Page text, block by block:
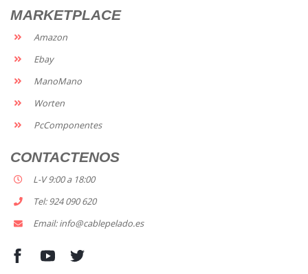
MARKETPLACE
Amazon
Ebay
ManoMano
Worten
PcComponentes
CONTACTENOS
L-V 9:00 a 18:00
Tel: 924 090 620
Email: info@cablepelado.es